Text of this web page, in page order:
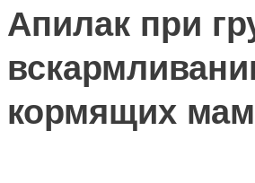
Апилак при
кормящих мам